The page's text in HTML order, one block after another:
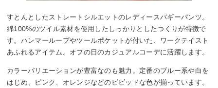
すとんとしたストレートシルエットのレディースバギーパンツ。
綿100%のツイル素材を使用したしっかりとしたつくりが特徴で
す。ハンマーループやツールポケットが付いた、ワークテイスト
あふれるアイテム。オフの日のカジュアルコーデに活躍します。
カラーバリエーションが豊富なのも魅力。定番のブルー系や白を
はじめ、ピンク、オレンジなどのビビッドな色が揃っています。